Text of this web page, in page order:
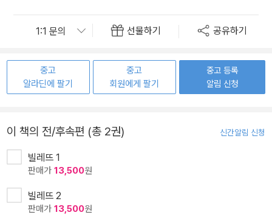
선물하기 공유하기
중고
알라딘에 팔기
중고
회원에게 팔기
중고 등록
알림 신청
이 책의 전/후속편 (총 2권) 신간알림 신청
빌레뜨 1
판매가 13,500원
빌레뜨 2
판매가 13,500원